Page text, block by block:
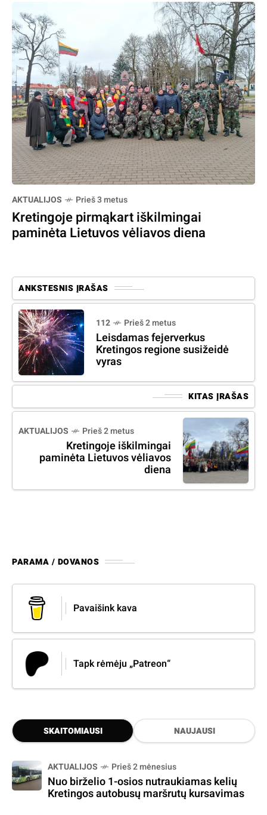
AKTUALIJOS Prieš 3 metus
Kretingoje pirmąkart iškilmingai
paminėta Lietuvos vėliavos diena
ANKSTESNIS ĮRAŠAS
112 Prieš 2 metus
Leisdamas fejerverkus
Kretingos regione susižeidė
vyras
KITAS ĮRAŠAS
AKTUALIJOS Prieš 2 metus
Kretingoje iškilmingai
paminėta Lietuvos vėliavos
diena
PARAMA / DOVANOS
Pavaišink kava
Tapk rėmėju „Patreon“
SKAITOMIAUSI NAUJAUSI
AKTUALIJOS Prieš 2 mėnesius
Nuo birželio 1-osios nutraukiamas kelių
Kretingos autobusų maršrutų kursavimas